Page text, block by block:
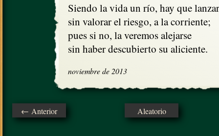
Siendo la vida un río, hay que
sin valorar el riesgo, a la corriente;
pues si no, la veremos alejarse
sin haber descubierto su aliciente.
noviembre de 2013
← Anterior Aleatorio